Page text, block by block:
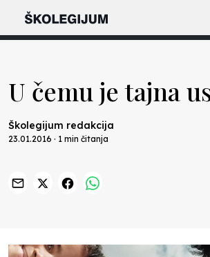
U čemu je tajna
Školegijum redakcija
23.01.2016 · 1 min čitanja